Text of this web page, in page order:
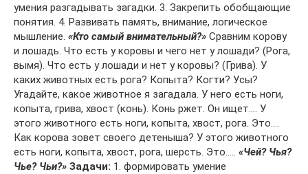
умения разгадывать загадки. 3. Закрепить обобщающие
понятия. 4. Развивать память, внимание, логическое
мышление. «Кто самый внимательный?» Сравним корову
и лошадь. Что есть у коровы и чего нет у лошади? (Рога,
вымя). Что есть у лошади и нет у коровы? (Грива). У
каких животных есть рога? Копыта? Когти? Усы?
Угадайте, какое животное я загадала. У него есть ноги,
копыта, грива, хвост (конь). Конь ржет. Он ищет…. У
этого животного есть ноги, копыта, хвост, рога. Это….
Как корова зовет своего детеныша? У этого животного
есть ноги, копыта, хвост, рога, шерсть. Это….. «Чей? Чья?
Чье? Чьи?» Задачи: 1. формировать умение